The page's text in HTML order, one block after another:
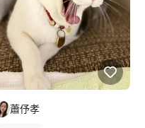
蕭伃孝